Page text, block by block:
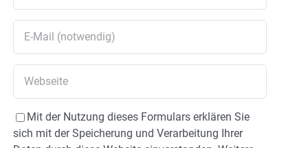
Mit der Nutzung dieses Formulars erklären Sie
sich mit der Speicherung und Verarbeitung Ihrer